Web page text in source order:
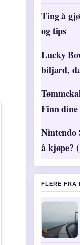
Ting å
og tips
Lucky
biljard,
Finn
Nintendo
å kjøpe?
FLERE FRA